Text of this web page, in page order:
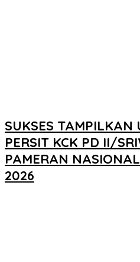
SUKSES
PERSIT KCK PD II/
PAMERAN
2026